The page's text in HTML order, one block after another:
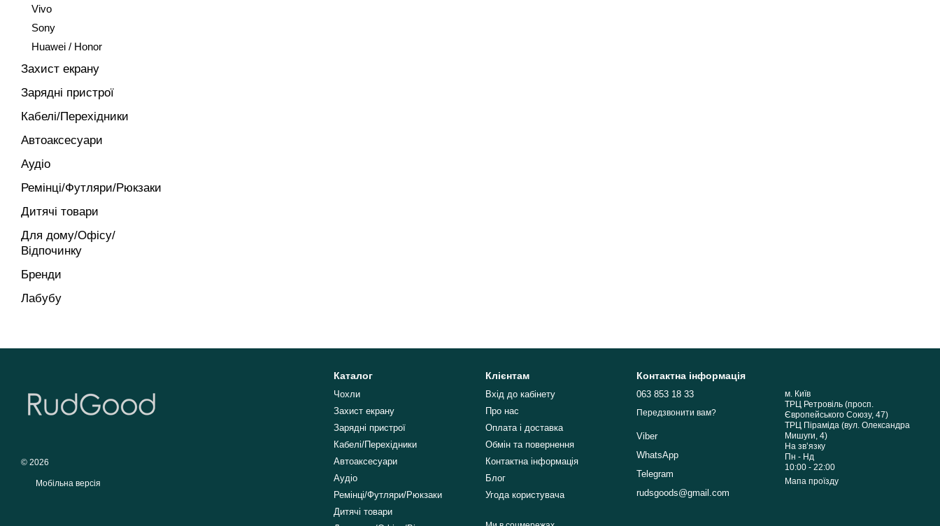
Vivo
Sony
Huawei / Honor
Захист екрану
Зарядні пристрої
Кабелі/Перехідники
Автоаксесуари
Аудіо
Ремінці/Футляри/Рюкзаки
Дитячі товари
Для дому/Офісу/
Відпочинку
Бренди
Лабубу
© 2026
Мобільна версія
Каталог
Чохли
Захист екрану
Зарядні пристрої
Кабелі/Перехідники
Автоаксесуари
Аудіо
Ремінці/Футляри/Рюкзаки
Дитячі товари
Клієнтам
Вхід до кабінету
Про нас
Оплата і доставка
Обмін та повернення
Контактна інформація
Блог
Угода користувача
Контактна інформація
063 853 18 33
Передзвонити вам?
Viber
WhatsApp
Telegram
rudsgoods@gmail.com
м. Київ
ТРЦ Ретровіль (просп.
Європейського Союзу, 47)
ТРЦ Піраміда (вул. Олександра
Мишуги, 4)
На звʼязку
Пн - Нд
10:00 - 22:00
Мапа проїзду